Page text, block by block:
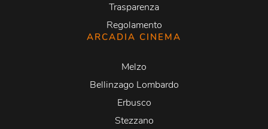
Trasparenza
Regolamento
ARCADIA CINEMA
Melzo
Bellinzago Lombardo
Erbusco
Stezzano